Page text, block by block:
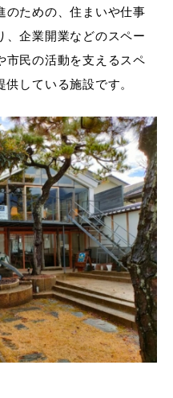
のための、住まいや仕事
、企業開業などのスペー
市民の活動を支えるスペ
している施設です。